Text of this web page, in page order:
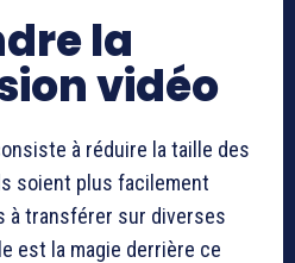
la
vidéo
à réduire la taille des
soient plus facilement
à transférer sur diverses
est la magie derrière ce